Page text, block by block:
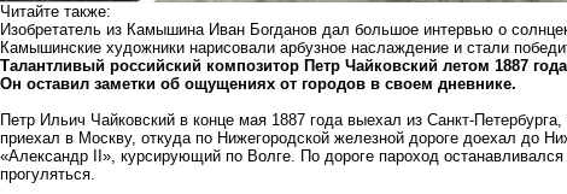
Читайте также:
Изобретатель из Камышина Иван Богданов дал большое интервью о
Камышинские художники нарисовали арбузное наслаждение и стали
Талантливый российский композитор Петр Чайковский летом 1887
Он оставил заметки об ощущениях от городов в своем дневнике.
Петр Ильич Чайковский в конце мая 1887 года выехал из Санкт-
приехал в Москву, откуда по Нижегородской железной дороге доехал до
«Александр II», курсирующий по Волге. По дороге пароход
прогуляться.